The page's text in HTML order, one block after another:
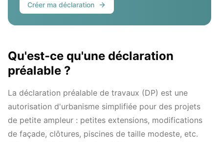
Créer ma déclaration
Qu'est-ce qu'une déclaration
préalable ?
La déclaration préalable de travaux (DP) est une
autorisation d'urbanisme simplifiée pour des projets
de petite ampleur : petites extensions, modifications
de façade, clôtures, piscines de taille modeste, etc.